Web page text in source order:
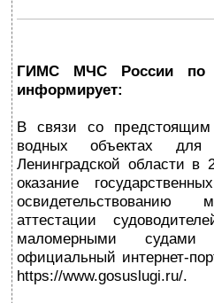
ГИМС МЧС России по
информирует:
В связи со
водных объектах
Ленинградской области в
оказание
аттестации
маломерными судами
официальный интернет-
https://www.gosuslugi.ru/.